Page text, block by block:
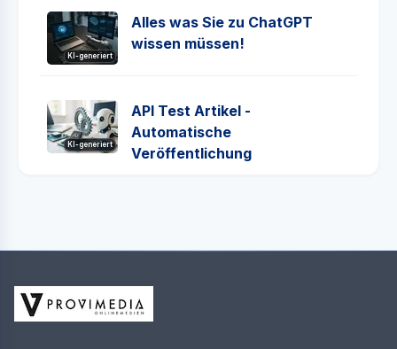
KI-generiert
Alles was Sie zu ChatGPT
wissen müssen!
KI-generiert
API Test Artikel -
Automatische
Veröffentlichung